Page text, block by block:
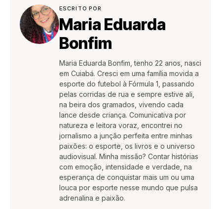
ESCRITO POR
Maria Eduarda
Bonfim
Maria Eduarda Bonfim, tenho 22 anos, nasci
em Cuiabá. Cresci em uma família movida a
esporte do futebol à Fórmula 1, passando
pelas corridas de rua e sempre estive ali,
na beira dos gramados, vivendo cada
lance desde criança. Comunicativa por
natureza e leitora voraz, encontrei no
jornalismo a junção perfeita entre minhas
paixões: o esporte, os livros e o universo
audiovisual. Minha missão? Contar histórias
com emoção, intensidade e verdade, na
esperança de conquistar mais um ou uma
louca por esporte nesse mundo que pulsa
adrenalina e paixão.